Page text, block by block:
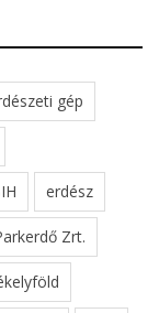
gép
erdész
Zrt.